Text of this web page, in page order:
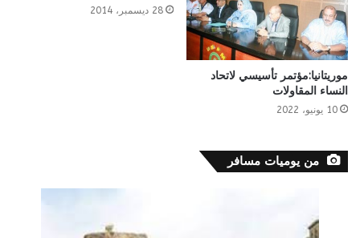
موريتانيا:مؤتمر تأسيسي لاتحاد
النساء المقاولات
10 يونيو، 2022
28 ديسمبر، 2014
من يوميات مسافر